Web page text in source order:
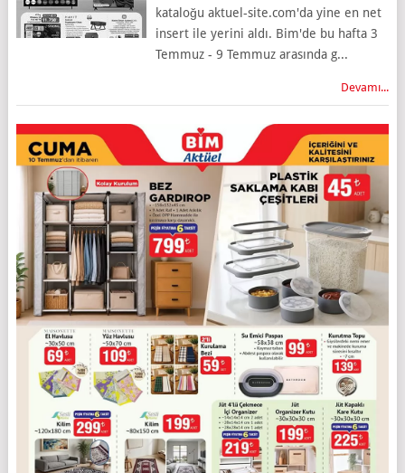
kataloğu aktuel-site.com'da yine en net
insert ile yerini aldı. Bim'de bu hafta 3
Temmuz - 9 Temmuz arasında g...
Devamı...